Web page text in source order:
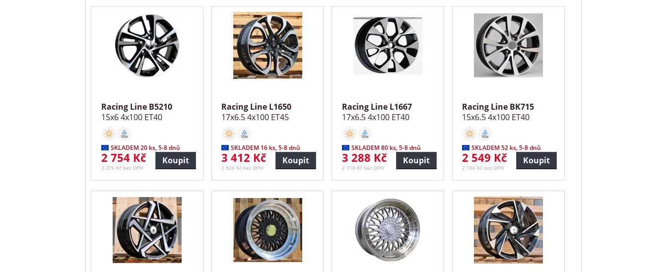
Racing Line B5210
15x6 4x100 ET40
SKLADEM 20 ks, 5-8 dnů
2 754 Kč
2 276 Kč bez DPH
Koupit
Racing Line L1650
17x6.5 4x100 ET45
SKLADEM 16 ks, 5-8 dnů
3 412 Kč
2 820 Kč bez DPH
Koupit
Racing Line L1667
17x6.5 4x100 ET40
SKLADEM 80 ks, 5-8 dnů
3 288 Kč
2 718 Kč bez DPH
Koupit
Racing Line BK715
15x6.5 4x100 ET40
SKLADEM 52 ks, 5-8 dnů
2 549 Kč
2 106 Kč bez DPH
Koupit